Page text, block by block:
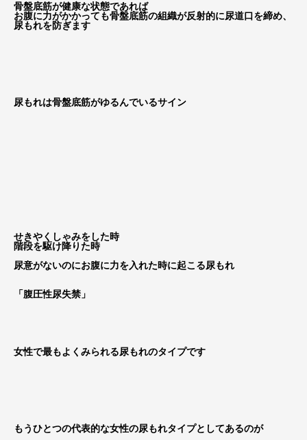
骨盤底筋が健康な状態であれば
お腹に力がかかっても骨盤底筋の組織が反射的に尿道口を締め、
尿もれを防ぎます
尿もれは骨盤底筋がゆるんでいるサイン
せきやくしゃみをした時
階段を駆け降りた時
尿意がないのにお腹に力を入れた時に起こる尿もれ
「腹圧性尿失禁」
女性で最もよくみられる尿もれのタイプです
もうひとつの代表的な女性の尿もれタイプとしてあるのが